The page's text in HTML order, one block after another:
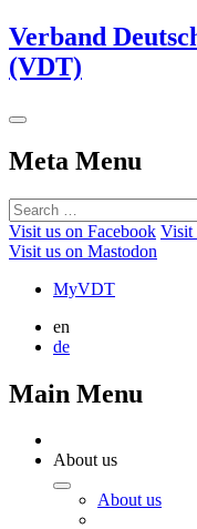
Verband
(VDT)
Meta Menu
Visit us on Facebook Visit
Visit us on Mastodon
MyVDT
en
de
Main Menu
About us
About us